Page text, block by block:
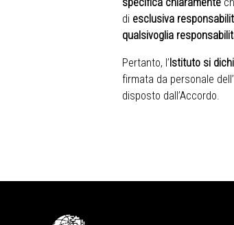
di esclusiva
qualsivoglia
Pertanto, l’ Istituto si
firmata da personale
disposto dall’Accordo.